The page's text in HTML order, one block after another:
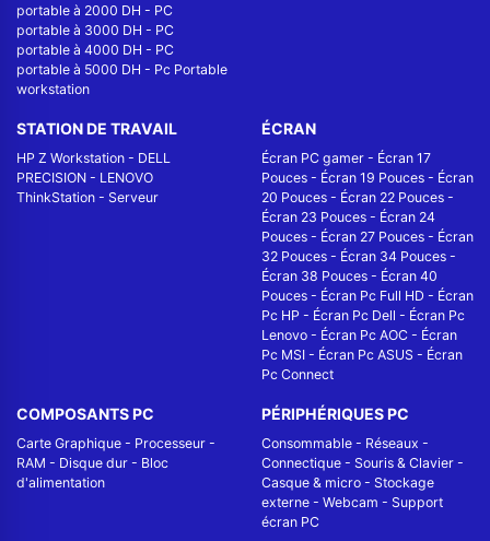
portable à 2000 DH - PC
portable à 3000 DH - PC
portable à 4000 DH - PC
portable à 5000 DH - Pc Portable
workstation
STATION DE TRAVAIL
HP Z Workstation - DELL
PRECISION - LENOVO
ThinkStation - Serveur
ÉCRAN
Écran PC gamer - Écran 17
Pouces - Écran 19 Pouces - Écran
20 Pouces - Écran 22 Pouces -
Écran 23 Pouces - Écran 24
Pouces - Écran 27 Pouces - Écran
32 Pouces - Écran 34 Pouces -
Écran 38 Pouces - Écran 40
Pouces - Écran Pc Full HD - Écran
Pc HP - Écran Pc Dell - Écran Pc
Lenovo - Écran Pc AOC - Écran
Pc MSI - Écran Pc ASUS - Écran
Pc Connect
COMPOSANTS PC
Carte Graphique - Processeur -
RAM - Disque dur - Bloc
d'alimentation
PÉRIPHÉRIQUES PC
Consommable - Réseaux -
Connectique - Souris & Clavier -
Casque & micro - Stockage
externe - Webcam - Support
écran PC